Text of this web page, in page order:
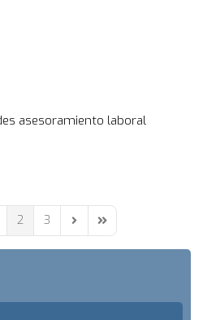
asesoramiento laboral
Page
2 3 Next PageLast Page